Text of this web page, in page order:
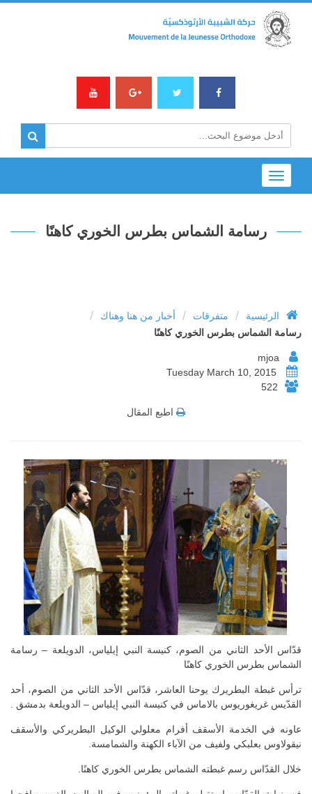
Toggle
navigation
رسامة الشماس بطرس الخوري كاهنًا
الرئيسية / متفرقات / أخبار من هنا وهناك /
رسامة الشماس بطرس الخوري كاهنًا
522
اطبع المقال
قدّاس الأحد الثاني من الصوم، كنيسة النبي إيلياس، الدويلعة – رسامة
الشماس بطرس الخوري كاهنًا
ترأس غبطة البطريرك يوحنا العاشر، قدّاس الأحد الثاني من الصوم، أحد
القدّيس غريغوريوس بالاماس في كنيسة النبي إيلياس – الدويلعة بدمشق .
عاونه في الخدمة الأسقف أفرام معلولي الوكيل البطريركي والأسقف
نيقولاوس بعلبكي ولفيف من الآباء الكهنة والشمامسة.
خلال القدّاس رسم غبطته الشماس بطرس الخوري كاهنًا.